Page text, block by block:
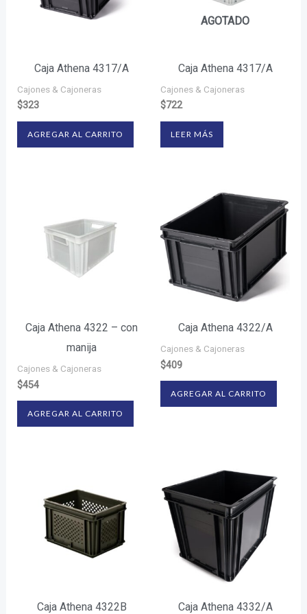
Caja Athena 4317/A
Cajones & Cajoneras
$323
AGREGAR AL CARRITO
AGOTADO
Caja Athena 4317/A
Cajones & Cajoneras
$722
LEER MÁS
Caja Athena 4322 – con
manija
Cajones & Cajoneras
$454
AGREGAR AL CARRITO
Caja Athena 4322/A
Cajones & Cajoneras
$409
AGREGAR AL CARRITO
Caja Athena 4322B Caja Athena 4332/A